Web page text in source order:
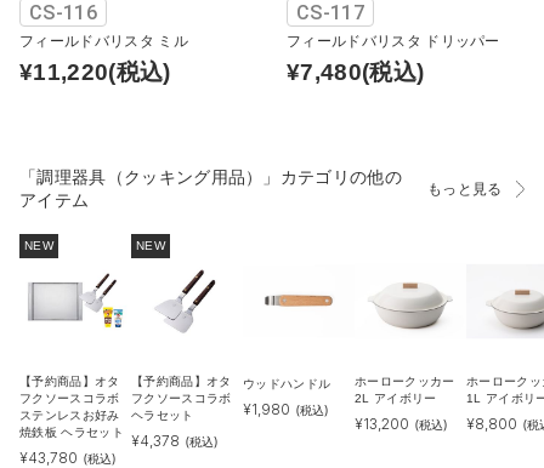
CS-116
フィールドバリスタ ミル
¥11,220(税込)
CS-117
フィールドバリスタ ドリッパー
¥7,480(税込)
「調理器具（クッキング用品）」カテゴリの他の
アイテム
もっと見る
NEW
【予約商品】オタ
フクソースコラボ
ステンレスお好み
焼鉄板 ヘラセット
¥43,780 (税込)
NEW
【予約商品】オタ
フクソースコラボ
ヘラセット
¥4,378 (税込)
ウッドハンドル
¥1,980 (税込)
ホーロークッカー
2L アイボリー
¥13,200 (税込)
ホーロークッ
1L アイボリ
¥8,800 (税